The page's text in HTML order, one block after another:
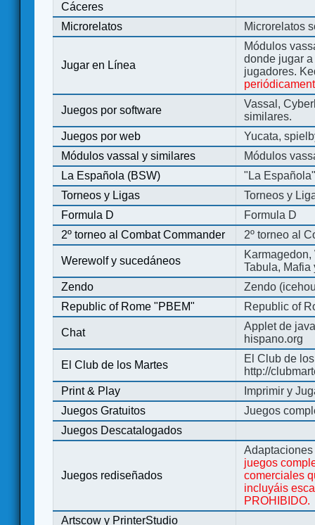
Cáceres
Microrelatos
Microrelatos
Jugar en Línea
Módulos
donde jugar
jugadores.
Juegos por software
Vassal,
similares.
Juegos por web
Yucata,
Módulos vassal y similares
Módulos
La Española (BSW)
"La
Torneos y Ligas
Torneos y
Formula D
Formula D
2º torneo al Combat Commander
2º torneo al
Werewolf y sucedáneos
Tabula, Mafia
Zendo
Zendo
Republic of Rome "PBEM"
Republic of
Chat
Applet de
hispano.org
El Club de los Martes
El Club de
http://
Print & Play
Imprimir y
Juegos Gratuitos
Juegos
Juegos Descatalogados
Juegos rediseñados
juegos
comerciales
incluyáis
PROHIBIDO.
Artscow y PrinterStudio